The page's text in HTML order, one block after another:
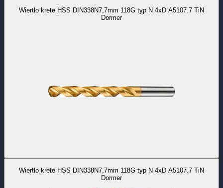
Wiertlo krete HSS DIN338N7,7mm 118G typ N 4xD A5107.7 TiN
Dormer
Wiertlo krete HSS DIN338N7,7mm 118G typ N 4xD A5107.7 TiN
Dormer